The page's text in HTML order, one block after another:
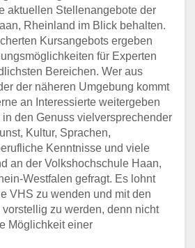
aktuellen Stellenangebote der
Rheinland im Blick behalten.
Kursangebots ergeben
für Experten
Bereichen. Wer aus
der näheren Umgebung kommt
an Interessierte weitergeben
in den Genuss vielversprechender
Kultur, Sprachen,
Kenntnisse und viele
an der Volkshochschule Haan,
Westfalen gefragt. Es lohnt
VHS zu wenden und mit den
zu werden, denn nicht
Möglichkeit einer